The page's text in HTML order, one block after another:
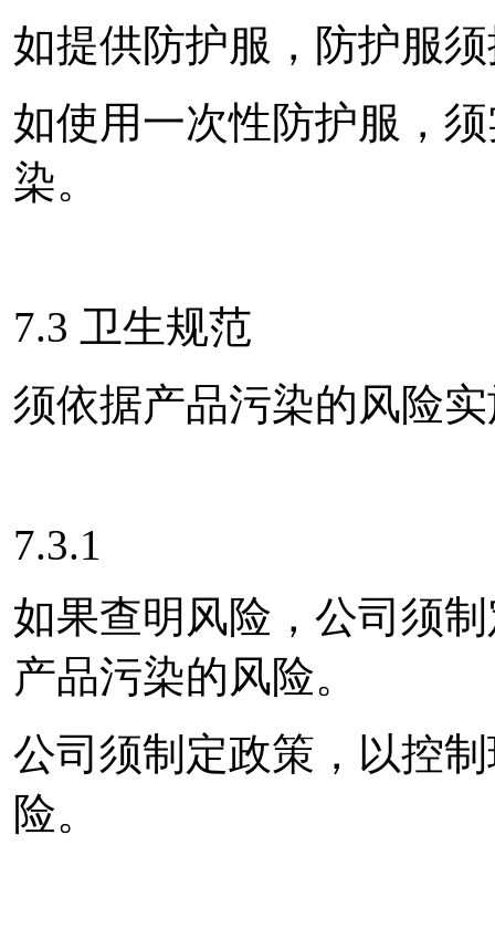
如提供防护服，防护服
如使用一次性防护服，
染。
7.3 卫生规范
须依据产品污染的风险
7.3.1
如果查明风险，公司须
产品污染的风险。
公司须制定政策，以控
险。